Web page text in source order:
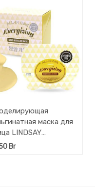
маска для
LINDSAY
и
Br